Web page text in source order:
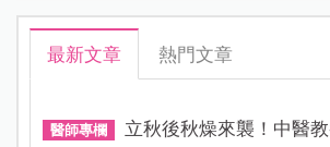
最新文章 熱門文章
醫師專欄 立秋後秋燥來襲！中醫